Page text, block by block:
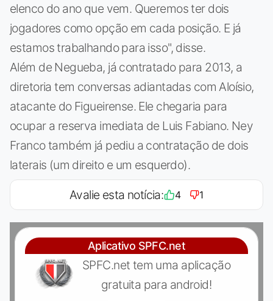
elenco do ano que vem. Queremos ter dois
jogadores como opção em cada posição. E já
estamos trabalhando para isso", disse.
Além de Negueba, já contratado para 2013, a
diretoria tem conversas adiantadas com Aloísio,
atacante do Figueirense. Ele chegaria para
ocupar a reserva imediata de Luis Fabiano. Ney
Franco também já pediu a contratação de dois
laterais (um direito e um esquerdo).
Avalie esta notícia: 4 1
Aplicativo SPFC.net
SPFC.net tem uma aplicação
gratuita para android!